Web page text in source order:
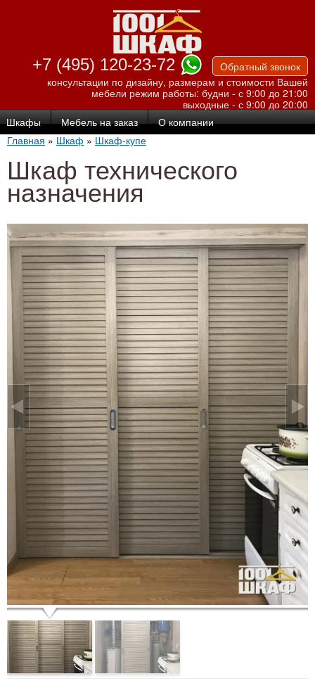
Перейти к
основному
содержанию
+7 (495) 120-23-72
Обратный звонок
консультации по дизайну, размерам и стоимости Вашей
мебели режим работы: будни - с 9:00 до 21:00
выходные - с 9:00 до 20:00
Шкафы Мебель на заказ О компании
Главная » Шкаф » Шкаф-купе
Шкаф технического
назначения